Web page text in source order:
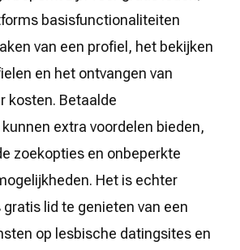
basisfunctionaliteiten
van een profiel, het bekijken
en het ontvangen van
kosten. Betaalde
extra voordelen bieden,
zoekopties en onbeperkte
Het is echter
lid te genieten van een
op lesbische datingsites en